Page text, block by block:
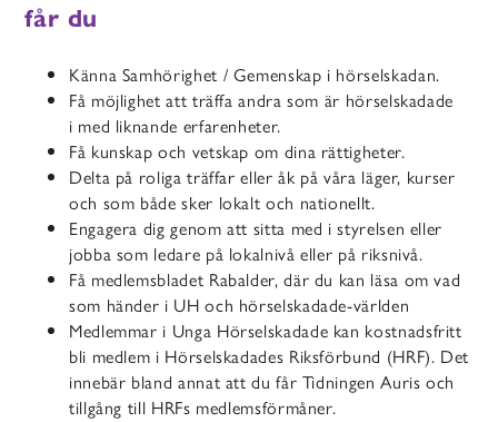
får du
Känna Samhörighet / Gemenskap i hörselskadan.
Få möjlighet att träffaandra som är hörselskadade
i med liknande erfarenheter.
Få kunskap och vetskap om dina rättigheter.
Delta på roliga träffar eller åk på våra läger, kurser
och som både sker lokalt och nationellt.
Engagera dig genom att sitta med i styrelsen eller
jobba som ledare på lokalnivå eller på riksnivå.
Få medlemsbladet Rabalder, där du kan läsa om vad
som händer i UH och hörselskadade-världen
Medlemmar i Unga Hörselskadade kan kostnadsfritt
bli medlem i Hörselskadades Riksförbund (HRF). Det
innebär bland annat att du får Tidningen Auris och
tillgång till HRFs medlemsförmåner.